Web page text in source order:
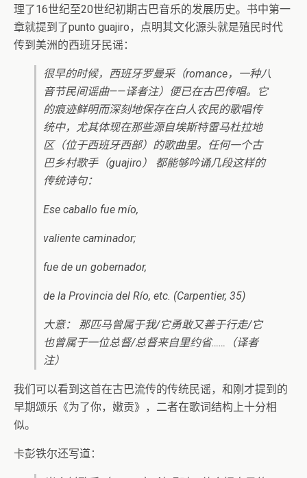
理了16世纪至20世纪初期古巴音乐的发展历史。书中第一
章就提到了punto guajiro，点明其文化源头就是殖民时代
传到美洲的西班牙民谣：
很早的时候，西班牙罗曼采（romance，一种八
音节民间谣曲——译者注）便已在古巴传唱。它
的痕迹鲜明而深刻地保存在白人农民的歌唱传
统中，尤其体现在那些源自埃斯特雷马杜拉地
区（位于西班牙西部）的歌曲里。任何一个古
巴乡村歌手（guajiro） 都能够吟诵几段这样的
传统诗句：
Ese caballo fue mío,
valiente caminador;
fue de un gobernador,
de la Provincia del Río, etc. (Carpentier, 35)
大意： 那匹马曾属于我/它勇敢又善于行走/它
也曾属于一位总督/总督来自里约省……（译者
注）
我们可以看到这首在古巴流传的传统民谣，和刚才提到的
早期颂乐《为了你，嫩贡》，二者在歌词结构上十分相
似。
卡彭铁尔还写道：